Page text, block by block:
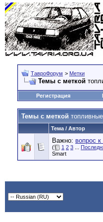
ТавроФорум > Метки
Темы с меткой
Регистрация
Темы с меткой
Тема / Автор
Важно: вопрос к
( 1 2 3
Smart